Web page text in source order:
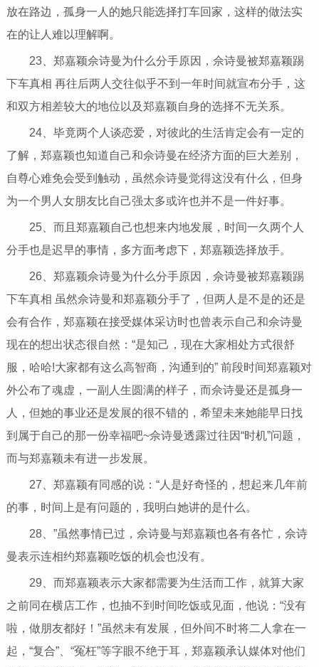
放在路边，孤身一人的她只能选择打车回家，这样的做法实
在的让人难以理解啊。
23、郑嘉颖佘诗曼为什么分手原因，佘诗曼被郑嘉颖踢
下车真相 再往后两人交往似乎不到一年时间就宣布分手，这
和双方相差较大的地位以及郑嘉颖自身的选择不无关系。
24、毕竟两个人谈恋爱，对彼此的生活肯定会有一定的
了解，郑嘉颖也知道自己和佘诗曼在经济方面的巨大差别，
自尊心难免会受到触动，虽然佘诗曼觉得这没有什么，但身
为一个男人女朋友比自己强太多或许也并不是一件好事。
25、而且郑嘉颖自己也想来内地发展，时间一久两个人
分手也是迟早的事情，多方面考虑下，郑嘉颖选择放手。
26、郑嘉颖佘诗曼为什么分手原因，佘诗曼被郑嘉颖踢
下车真相 虽然佘诗曼和郑嘉颖分手了，但两人是不是的还是
会有合作，郑嘉颖在接受媒体采访时也曾表示自己和佘诗曼
现在的想出状态很自然：“是知己，现在大家相处方式很舒
服，哈哈!大家都有这么高智商，沟通到的” 前段时间郑嘉颖对
外公布了魂虚，一副人生圆满的样子，而佘诗曼还是孤身一
人，但她的事业还是发展的很不错的，希望未来她能早日找
到属于自己的那一份幸福吧~佘诗曼透露过往因“时机”问题，
而与郑嘉颖未有进一步发展。
27、郑嘉颖有同感的说：“人是好奇怪的，想起来几年前
的事，时间上是有问题的，我明白她讲的是什么。
28、”虽然事情已过，佘诗曼与郑嘉颖也各有各忙，佘诗
曼表示连相约郑嘉颖吃饭的机会也没有。
29、而郑嘉颖表示大家都需要为生活而工作，就算大家
之前同在横店工作，也抽不到时间吃饭或见面，他说：“没有
啦，做朋友都好！”虽然未有发展，但外间不时将二人拿在一
起，“复合”、“冤枉”等字眼不绝于耳，郑嘉颖承认媒体对他们